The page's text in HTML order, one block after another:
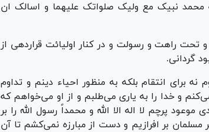
محمد نبیک مع ولیک صلواتک علیهما و اسالک ان
تحت راهت و رسولت و در کنار اولیائت قراردهی از
گردانی.
برای انتقام بلکه به منظور احیاء دینم و تداوم
و خدا را به یاری می‌طلبم و از او می‌خواهم که
پرچم لا اله الا الله و محمداً رسول الله را بر
مسلمان بر افرازیم و دست از مبارزه نمی‌کشم تا آن